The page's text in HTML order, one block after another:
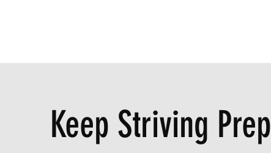
Keep Striving Prep